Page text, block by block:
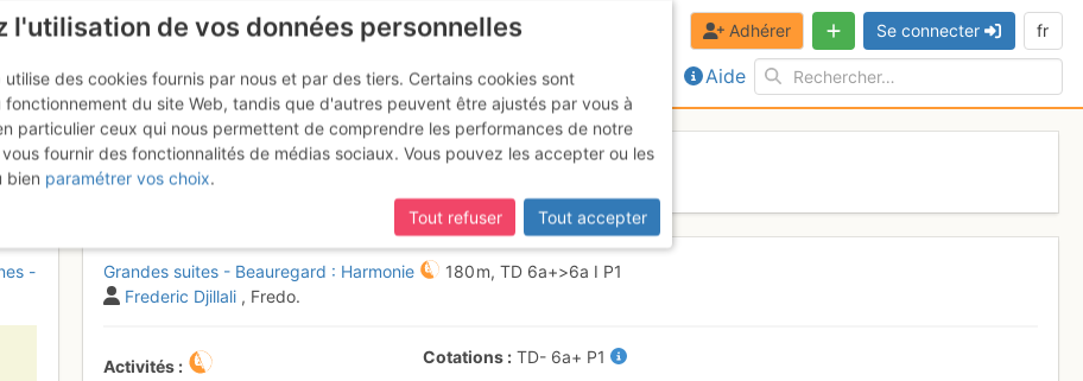
Aide
Adhérer Se connecter fr
Suites : Harmonie
-
Grandes suites - Beauregard : Harmonie 180 m,TD 6a+>6a I P1
Frederic Djillali , Fredo.
Activités
Cotations TD- 6a+ P1
l'utilisation de vos données personnelles
utilise des cookies fournis par nous et par des tiers. Certains cookies sont
fonctionnement du site Web, tandis que d'autres peuvent être ajustés par vous à
particulier ceux qui nous permettent de comprendre les performances de notre
fournir des fonctionnalités de médias sociaux. Vous pouvez les accepter ou les
bien paramétrer vos choix.
Tout refuser
Tout accepter